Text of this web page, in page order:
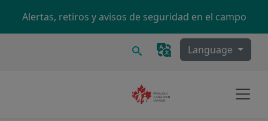
Alertas, retiros y avisos de seguridad en el campo
Buscar Language